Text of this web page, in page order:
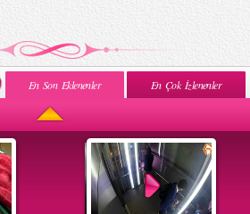
En Son Eklenenler En Çok İzlenenler